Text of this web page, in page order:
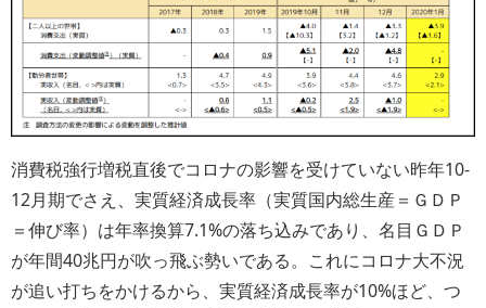
消費税強行増税直後でコロナの影響を受けていない昨年10-
12月期でさえ、実質経済成長率（実質国内総生産＝ＧＤＰ
＝伸び率）は年率換算7.1%の落ち込みであり、名目ＧＤＰ
が年間40兆円が吹っ飛ぶ勢いである。これにコロナ大不況
が追い打ちをかけるから、実質経済成長率が10%ほど、つ